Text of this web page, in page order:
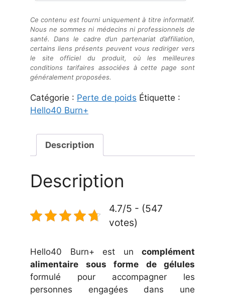
Ce contenu est fourni uniquement à titre informatif.
Nous ne sommes ni médecins ni professionnels de
santé. Dans le cadre d’un partenariat d’affiliation,
certains liens présents peuvent vous rediriger vers
le site officiel du produit, où les meilleures
conditions tarifaires associées à cette page sont
généralement proposées.
Catégorie : Perte de poids Étiquette :
Hello40 Burn+
Description
Description
4.7/5 - (547
votes)
Hello40 Burn+ est un complément
alimentaire sous forme de gélules
formulé pour accompagner les
personnes engagées dans une